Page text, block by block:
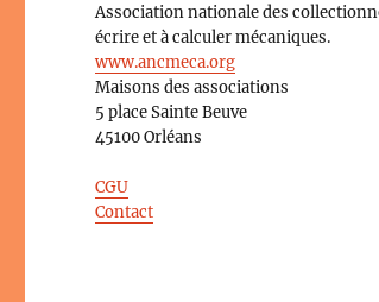
Association nationale des
écrire et à calculer mécaniques.
www.ancmeca.org
Maisons des associations
5 place Sainte Beuve
45100 Orléans
CGU
Contact